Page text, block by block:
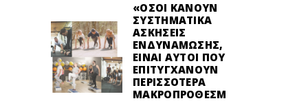
«ΌΣΟΙ ΚΆΝΟΥΝ
ΣΥΣΤΗΜΑΤΙΚΆ
ΑΣΚΉΣΕΙΣ
ΕΝΔΥΝΆΜΩΣΗΣ,
ΕΊΝΑΙ ΑΥΤΟΊ ΠΟΥ
ΕΠΙΤΥΓΧΆΝΟΥΝ
ΠΕΡΙΣΣΌΤΕΡΑ
ΜΑΚΡΟΠΡΌΘΕΣΜ